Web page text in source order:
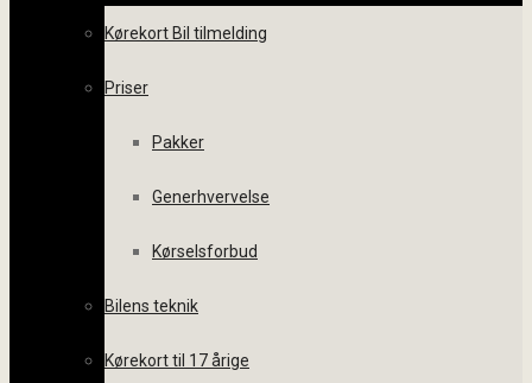
Kørekort Bil tilmelding
Priser
Pakker
Generhvervelse
Kørselsforbud
Bilens teknik
Kørekort til 17 årige